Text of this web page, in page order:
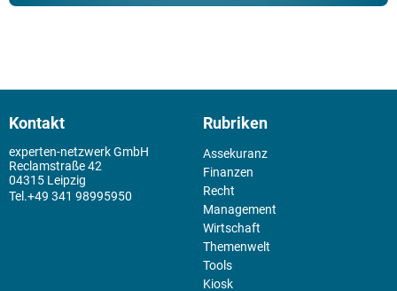
Kontakt
experten-netzwerk GmbH
Reclamstraße 42
04315 Leipzig
+49 341 98995950
Rubriken
Assekuranz
Finanzen
Recht
Management
Wirtschaft
Themenwelt
Tools
Kiosk